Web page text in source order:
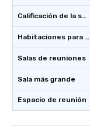
Calificación de la sede
Habitaciones para huéspedes
Salas de reuniones
Sala más grande
Espacio de reunión